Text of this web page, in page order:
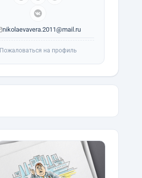
nikolaevavera.2011@mail.ru
Пожаловаться на профиль